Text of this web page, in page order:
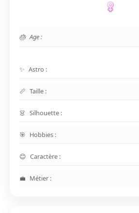
Age :
Astro :
Taille :
Silhouette :
Hobbies :
Caractère :
Métier :